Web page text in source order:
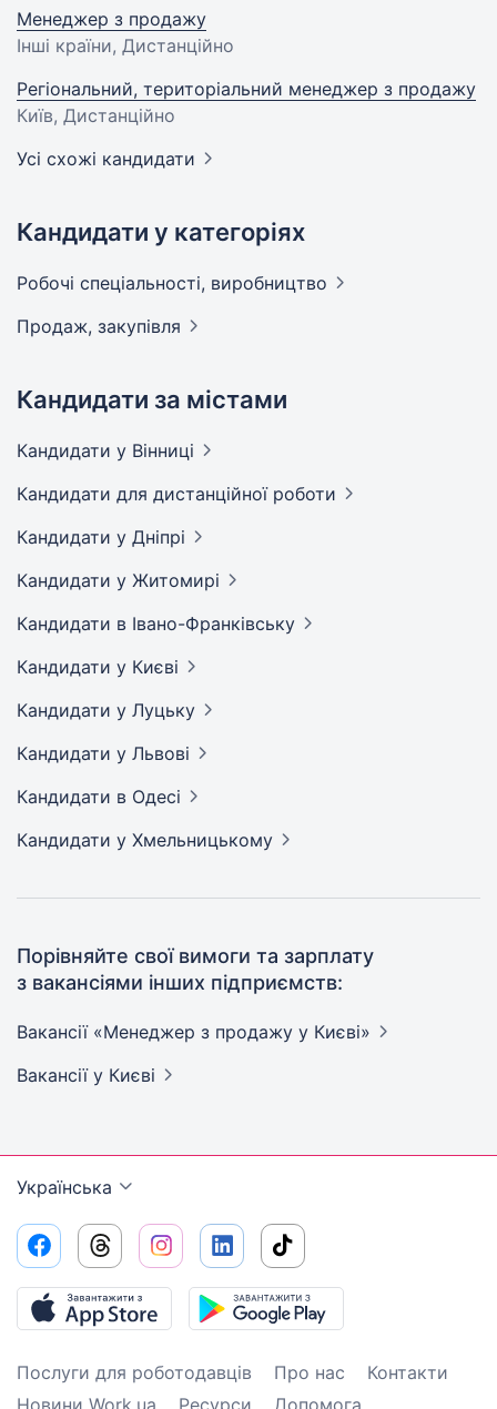
Менеджер з продажу
Інші країни, Дистанційно
Регіональний, територіальний менеджер з продажу
Київ, Дистанційно
Усі схожі кандидати
Кандидати у категоріях
Робочі спеціальності, виробництво
Продаж, закупівля
Кандидати за містами
Кандидати у Вінниці
Кандидати для дистанційної роботи
Кандидати у Дніпрі
Кандидати у Житомирі
Кандидати в Івано-Франківську
Кандидати у Києві
Кандидати у Луцьку
Кандидати у Львові
Кандидати в Одесі
Кандидати у Хмельницькому
Порівняйте свої вимоги та зарплату
з вакансіями інших підприємств:
Вакансії «Менеджер з продажу у Києві»
Вакансії у Києві
Українська
Послуги для роботодавців Про нас
Контакти
Новини Work.ua
Ресурси Допомога